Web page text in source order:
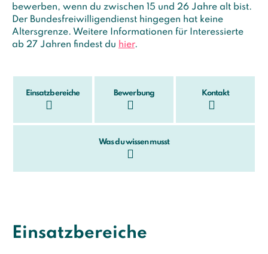
bewerben, wenn du zwischen 15 und 26 Jahre alt bist.
Der Bundesfreiwilligendienst hingegen hat keine
Altersgrenze. Weitere Informationen für Interessierte
ab 27 Jahren findest du hier.
Einsatzbereiche Bewerbung Kontakt
Was du wissen musst
Einsatzbereiche